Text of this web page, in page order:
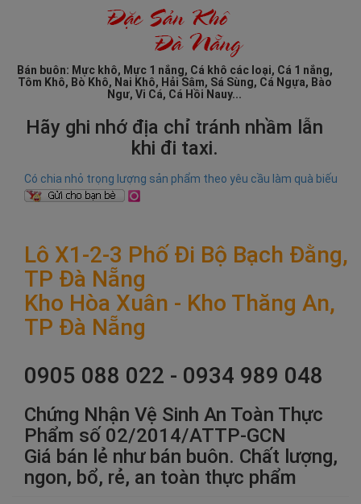
Bán buôn: Mực khô, Mực 1 nắng, Cá khô các loại, Cá 1 nắng,
Tôm Khô, Bò Khô, Nai Khô, Hải Sâm, Sá Sùng, Cá Ngựa, Bào
Ngư, Vi Cá, Cá Hồi Nauy...
Hãy ghi nhớ địa chỉ tránh nhầm lẫn
khi đi taxi.
Có chia nhỏ trọng lượng sản phẩm theo yêu cầu làm quà biếu
Lô X1-2-3 Phố Đi Bộ Bạch Đằng,
TP Đà Nẵng
Kho Hòa Xuân - Kho Thăng An,
TP Đà Nẵng
0905 088 022 - 0934 989 048
Chứng Nhận Vệ Sinh An Toàn Thực
Phẩm số 02/2014/ATTP-GCN
Giá bán lẻ như bán buôn. Chất lượng,
ngon, bổ, rẻ, an toàn thực phẩm